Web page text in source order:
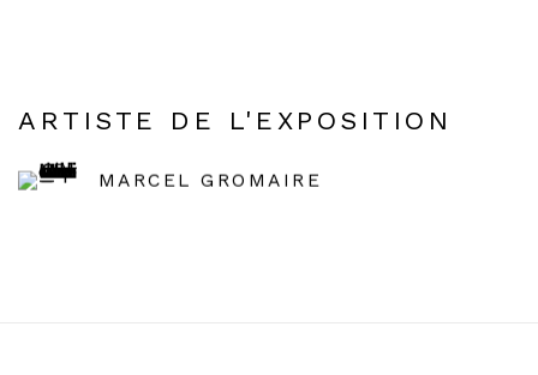
ARTISTE DE L'EXPOSITION
MARCEL GROMAIRE